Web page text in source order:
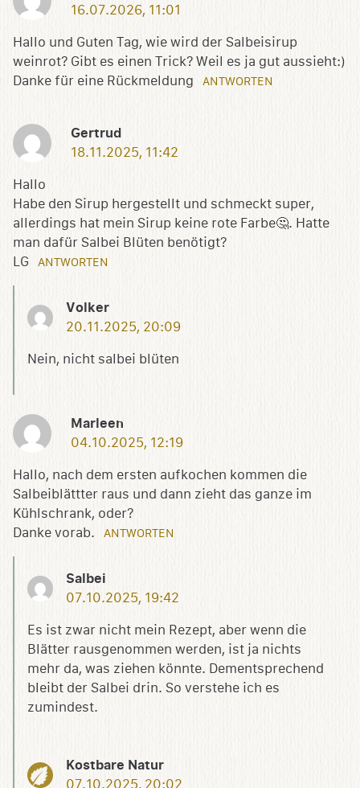
16.07.2026, 11:01
Hallo und Guten Tag, wie wird der Salbeisirup
weinrot? Gibt es einen Trick? Weil es ja gut aussieht:)
Danke für eine Rückmeldung
ANTWORTEN
Gertrud
18.11.2025, 11:42
Hallo
Habe den Sirup hergestellt und schmeckt super,
allerdings hat mein Sirup keine rote Farbe🤔. Hatte
man dafür Salbei Blüten benötigt?
LG
ANTWORTEN
Volker
20.11.2025, 20:09
Nein, nicht salbei blüten
Marleen
04.10.2025, 12:19
Hallo, nach dem ersten aufkochen kommen die
Salbeiblättter raus und dann zieht das ganze im
Kühlschrank, oder?
Danke vorab.
ANTWORTEN
Salbei
07.10.2025, 19:42
Es ist zwar nicht mein Rezept, aber wenn die
Blätter rausgenommen werden, ist ja nichts
mehr da, was ziehen könnte. Dementsprechend
bleibt der Salbei drin. So verstehe ich es
zumindest.
Kostbare Natur
07.10.2025, 20:02